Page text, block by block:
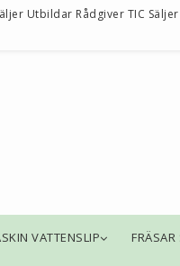
Utbildar Rådgiver TIC
VATTENSLIP FRÄSAR